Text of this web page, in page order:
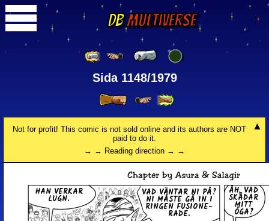
DBMultiverse
Sida 1148/1979
Not for profit! This comic is not sold online and its authors are NOT
paid to do it.
→ → Reading direction → →
HAN VERKAR
LUGN.
VAD VÄNTAR NI PÅ?
NI MÅSTE GÅ IN I
RINGEN FU­SIO­NE­
RA­DE.
ÅH, VAD
SKÅDAR
MITT
ÖGA?